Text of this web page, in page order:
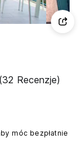
(32 Recenzje)
móc bezpłatnie